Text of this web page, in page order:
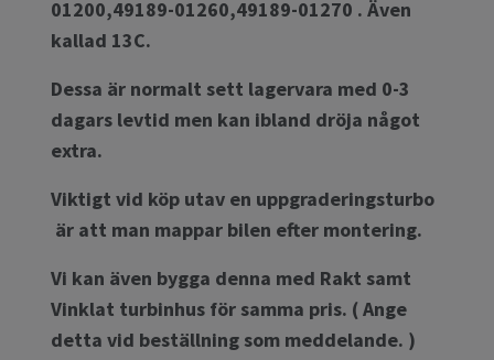
01200,49189-01260,49189-01270 . Även
kallad 13C.
Dessa är normalt sett lagervara med 0-3
dagars levtid men kan ibland dröja något
extra.
Viktigt vid köp utav en uppgraderingsturbo
är att man mappar bilen efter montering.
Vi kan även bygga denna med Rakt samt
Vinklat turbinhus för samma pris. ( Ange
detta vid beställning som meddelande. )